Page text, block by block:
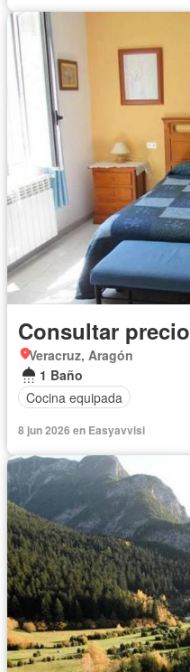
Consultar precio
Veracruz, Aragón
1 Baño
Cocina equipada
8 jun 2026 en Easyavvisi